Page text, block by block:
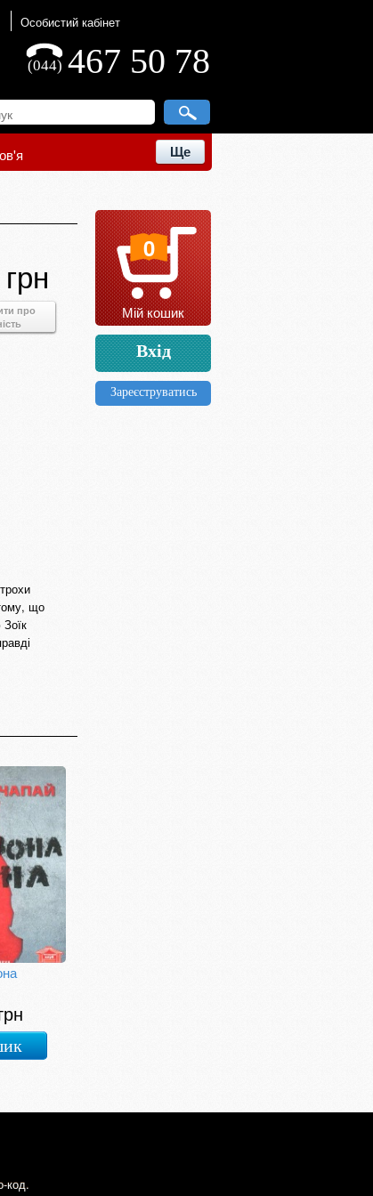
Особистий кабінет
467 50 78
(044)
Ще
про
що
0
Мій кошик
Вхід
Зареєструватись
код.